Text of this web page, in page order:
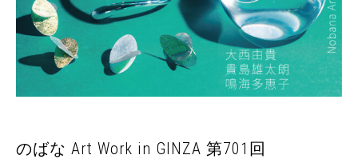
のばな Art Work in GINZA 第701回